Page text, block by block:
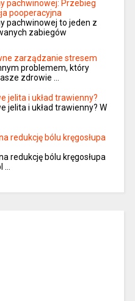
pachwinowej: Przebieg
pooperacyjna
pachwinowej to jeden z
zabiegów
zarządzanie stresem
problemem, który
zdrowie …
jelita i układ trawienny?
jelita i układ trawienny? W
redukcję bólu kręgosłupa
redukcję bólu kręgosłupa